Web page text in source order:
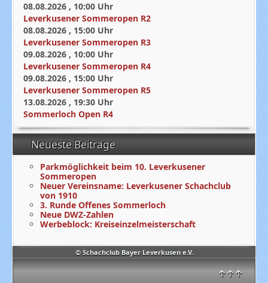
© Schachclub Bayer Leverkusen e.V.
↑↑↑
08.08.2026 , 10:00 Uhr
Leverkusener Sommeropen R2
08.08.2026 , 15:00 Uhr
Leverkusener Sommeropen R3
09.08.2026 , 10:00 Uhr
Leverkusener Sommeropen R4
09.08.2026 , 15:00 Uhr
Leverkusener Sommeropen R5
13.08.2026 , 19:30 Uhr
Sommerloch Open R4
Neueste Beiträge
Parkmöglichkeit beim 10. Leverkusener
Sommeropen
Neuer Vereinsname: Leverkusener Schachclub
von 1910
3. Runde Offenes Sommerloch
Neue DWZ-Zahlen
Werbeblock: Kreiseinzelmeisterschaft